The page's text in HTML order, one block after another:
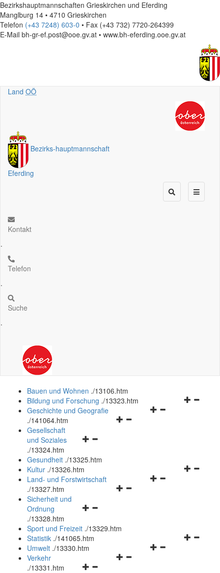
Bezirkshauptmannschaften Grieskirchen und Eferding
Manglburg 14 • 4710 Grieskirchen
Telefon (+43 7248) 603-0 • Fax (+43 732) 7720-264399
E-Mail bh-gr-ef.post@ooe.gv.at • www.bh-eferding.ooe.gv.at
Land OÖ
Bezirks-hauptmannschaft
Eferding
Kontakt
.
Telefon
.
Suche
.
Bauen und Wohnen ./13106.htm
Navigationsmenü
Bildung und Forschung ./13323.htm
Navigationsmenü
Geschichte und Geografie
./141064.htm
Navigationsmenü
und
schließen
Gesellschaft
und Soziales
./13324.htm
Gesundheit ./13325.htm
Navigationsmenü
Kultur ./13326.htm
Navigationsmenü
Land- und Forstwirtschaft
./13327.htm
Navigationsmenü
und
schließen
Sicherheit und
Ordnung
./13328.htm
Sport und Freizeit ./13329.htm
Navigationsmenü
Statistik ./141065.htm
Navigationsmenü
Umwelt ./13330.htm
Navigationsmenü
Verkehr
./13331.htm